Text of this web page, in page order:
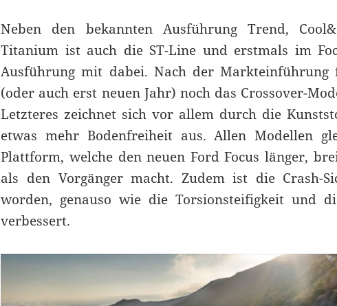
Neben den bekannten Ausführung Trend,
Titanium ist auch die ST-Line und erstmals im
Ausführung mit dabei. Nach der
(oder auch erst neuen Jahr) noch das Crossover-
Letzteres zeichnet sich vor allem durch die
etwas mehr Bodenfreiheit aus. Allen Modellen
Plattform, welche den neuen Ford Focus länger,
als den Vorgänger macht. Zudem ist die Crash-
worden, genauso wie die Torsionsteifigkeit und
verbessert.